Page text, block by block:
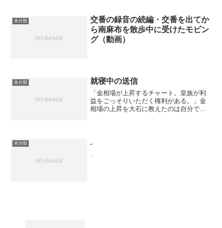
う法則で、思考盗聴する創...
未分類
交番の録音の続編・交番を出てか
ら南麻布を散歩中に受けたモビン
グ（動画）
未分類 就寝中の送信
「金相場が上昇するチャート。皇族が利
益をごっそりいただく権利がある。」金
相場の上昇を大石に教えたのは自分であ
未分類 .